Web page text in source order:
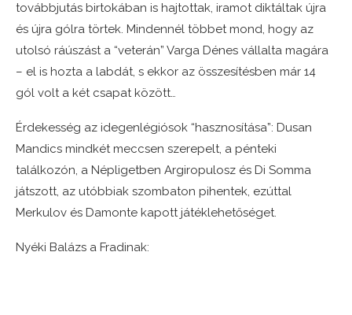
továbbjutás birtokában is hajtottak, iramot diktáltak újra
és újra gólra törtek. Mindennél többet mond, hogy az
utolsó ráúszást a “veterán” Varga Dénes vállalta magára
– el is hozta a labdát, s ekkor az összesítésben már 14
gól volt a két csapat között…
Érdekesség az idegenlégiósok “hasznosítása”: Dusan
Mandics mindkét meccsen szerepelt, a pénteki
találkozón, a Népligetben Argiropulosz és Di Somma
játszott, az utóbbiak szombaton pihentek, ezúttal
Merkulov és Damonte kapott játéklehetőséget.
Nyéki Balázs a Fradinak: